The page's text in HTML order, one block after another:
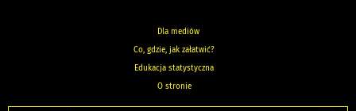
Dla mediów
Co, gdzie, jak załatwić?
Edukacja statystyczna
O stronie